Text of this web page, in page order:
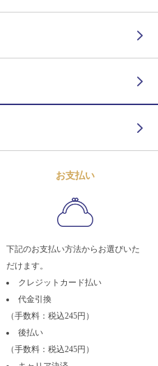
お支払い
下記のお支払い方法からお選びいた
だけます。
クレジットカード払い
代金引換
（手数料：税込245円）
後払い
（手数料：税込245円）